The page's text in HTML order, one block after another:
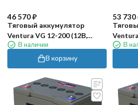
46 570₽
Тяговый аккумулятор
Ventura VG 12-200 (12В,
200Ач, GEL)
В наличии
В корзину
53 730
250Ач,
В